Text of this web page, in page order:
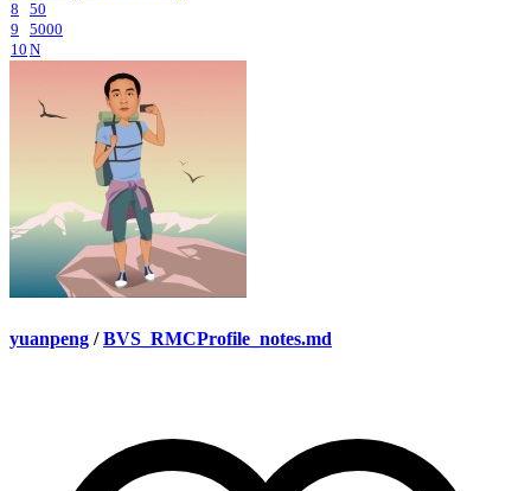
8
50
9
5000
10 N
yuanpeng / BVS_RMCProfile_notes.md